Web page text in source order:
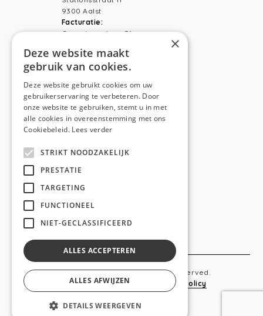
9300 Aalst
Facturatie:
Capucienenlaan 31
Telefoon:0473 44 56 94
NAVIGATION
Home
Diensten
Realisaties
Copyright © 2019 Anso. All rights reserved.
Sitemap-Privacy Policy Cookie Policy
webdesigned by
×
Deze website maakt
gebruik van cookies.
Deze website gebruikt cookies om uw
gebruikerservaring te verbeteren. Door
onze website te gebruiken, stemt u in met
alle cookies in overeenstemming met ons
Cookiebeleid. Lees verder
STRIKT NOODZAKELIJK
PRESTATIE
TARGETING
FUNCTIONEEL
NIET-GECLASSIFICEERD
ALLES ACCEPTEREN
ALLES AFWIJZEN
DETAILS WEERGEVEN